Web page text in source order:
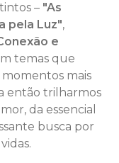
– "As
pela Luz",
e
temas que
mais
então trilharmos
da essencial
busca por